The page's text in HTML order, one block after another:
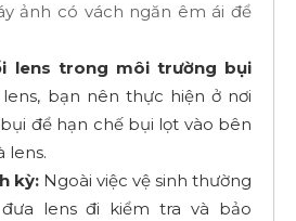
ảnh có vách ngăn êm ái để
lens trong môi trường bụi
bạn nên thực hiện ở nơi
để hạn chế bụi lọt vào bên
lens.
kỳ: Ngoài việc vệ sinh thường
lens đi kiểm tra và bảo